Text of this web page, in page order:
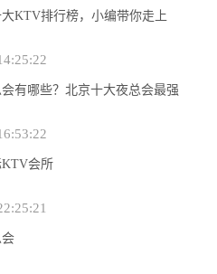
KTV排行榜，小编带你走上
有哪些？北京十大夜总会最强
KTV会所